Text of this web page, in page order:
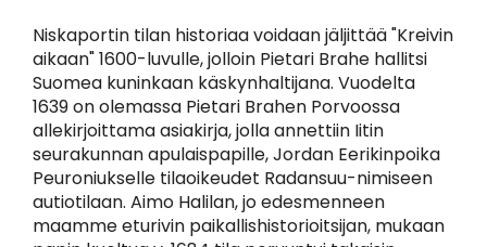
Niskaportin tilan historiaa voidaan jäljittää "Kreivin
aikaan" 1600-luvulle, jolloin Pietari Brahe hallitsi
Suomea kuninkaan käskynhaltijana. Vuodelta
1639 on olemassa Pietari Brahen Porvoossa
allekirjoittama asiakirja, jolla annettiin Iitin
seurakunnan apulaispapille, Jordan Eerikinpoika
Peuroniukselle tilaoikeudet Radansuu-nimiseen
autiotilaan. Aimo Halilan, jo edesmenneen
maamme eturivin paikallishistorioitsijan, mukaan